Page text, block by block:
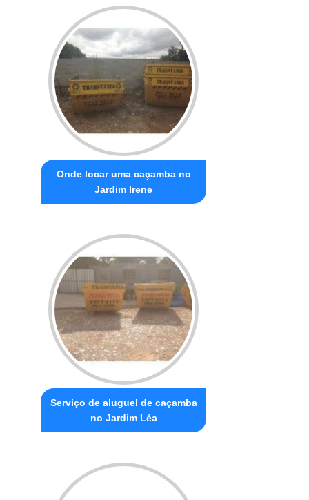
Onde locar uma caçamba no
Jardim Irene
Serviço de aluguel de caçamba
no Jardim Léa